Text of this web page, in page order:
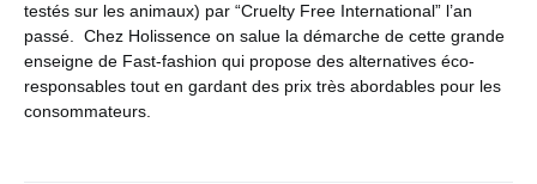
testés sur les animaux) par “Cruelty Free International” l’an
passé. Chez Holissence on salue la démarche de cette grande
enseigne de Fast-fashion qui propose des alternatives éco-
responsables tout en gardant des prix très abordables pour les
consommateurs.